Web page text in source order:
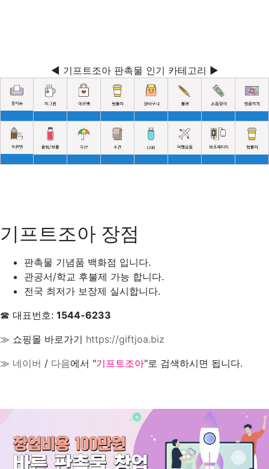
◀ 기프트조아 판촉물 인기 카테고리 ▶
기프트조아 장점
판촉물 기념품 백화점 입니다.
관공서/학교 후불제 가능 합니다.
전국 최저가 보장제 실시합니다.
☎ 대표번호: 1544-6233
≫ 쇼핑몰 바로가기 https://giftjoa.biz
≫ 네이버 / 다음에서 "기프트조아"로 검색하시면 됩니다.